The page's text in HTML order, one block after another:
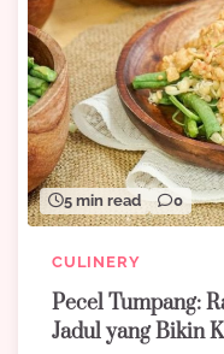
5 min read 0
CULINERY
Pecel Tumpang:
Jadul yang Bikin